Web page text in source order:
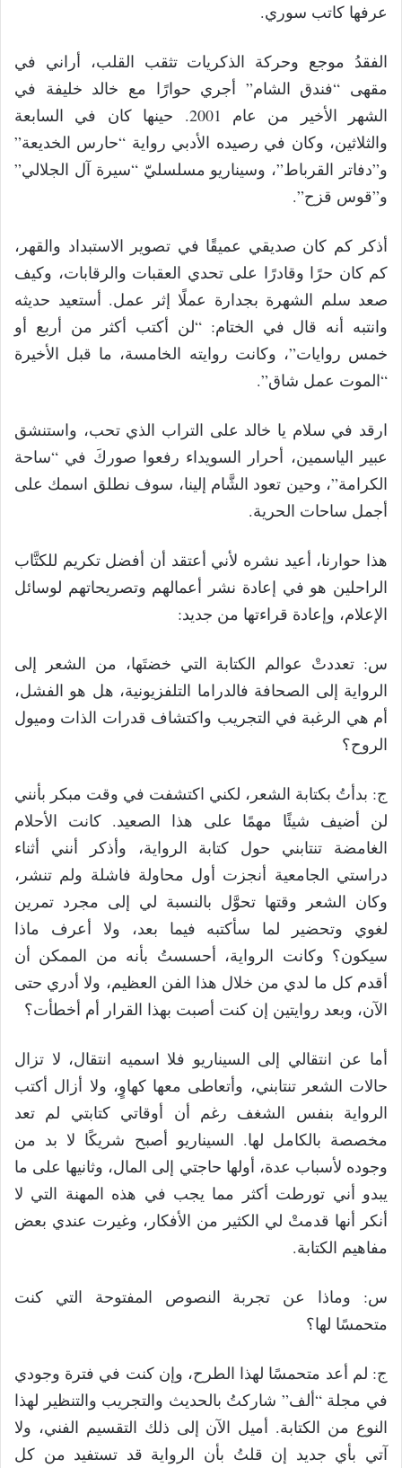
عرفها كاتب سوري.
الفقدُ موجع وحركة الذكريات تثقب القلب، أراني في
مقهى “فندق الشام” أجري حوارًا مع خالد خليفة في
الشهر الأخير من عام 2001. حينها كان في السابعة
والثلاثين، وكان في رصيده الأدبي رواية “حارس الخديعة”
و”دفاتر القرباط”، وسيناريو مسلسليّ “سيرة آل الجلالي”
و”قوس قزح”.
أذكر كم كان صديقي عميقًا في تصوير الاستبداد والقهر،
كم كان حرًا وقادرًا على تحدي العقبات والرقابات، وكيف
صعد سلم الشهرة بجدارة عملًا إثر عمل. أستعيد حديثه
وانتبه أنه قال في الختام: “لن أكتب أكثر من أربع أو
خمس روايات”، وكانت روايته الخامسة، ما قبل الأخيرة
“الموت عمل شاق”.
ارقد في سلام يا خالد على التراب الذي تحب، واستنشق
عبير الياسمين، أحرار السويداء رفعوا صوركَ في “ساحة
الكرامة”، وحين تعود الشَّام إلينا، سوف نطلق اسمك على
أجمل ساحات الحرية.
هذا حوارنا، أعيد نشره لأني أعتقد أن أفضل تكريم للكتَّاب
الراحلين هو في إعادة نشر أعمالهم وتصريحاتهم لوسائل
الإعلام، وإعادة قراءتها من جديد:
س: تعددتْ عوالم الكتابة التي خضتَها، من الشعر إلى
الرواية إلى الصحافة فالدراما التلفزيونية، هل هو الفشل،
أم هي الرغبة في التجريب واكتشاف قدرات الذات وميول
الروح؟
ج: بدأتُ بكتابة الشعر، لكني اكتشفت في وقت مبكر بأنني
لن أضيف شيئًا مهمًا على هذا الصعيد. كانت الأحلام
الغامضة تنتابني حول كتابة الرواية، وأذكر أنني أثناء
دراستي الجامعية أنجزت أول محاولة فاشلة ولم تنشر،
وكان الشعر وقتها تحوَّل بالنسبة لي إلى مجرد تمرين
لغوي وتحضير لما سأكتبه فيما بعد، ولا أعرف ماذا
سيكون؟ وكانت الرواية، أحسستُ بأنه من الممكن أن
أقدم كل ما لدي من خلال هذا الفن العظيم، ولا أدري حتى
الآن، وبعد روايتين إن كنت أصبت بهذا القرار أم أخطأت؟
أما عن انتقالي إلى السيناريو فلا اسميه انتقال، لا تزال
حالات الشعر تنتابني، وأتعاطى معها كهاوٍ، ولا أزال أكتب
الرواية بنفس الشغف رغم أن أوقاتي كتابتي لم تعد
مخصصة بالكامل لها. السيناريو أصبح شريكًا لا بد من
وجوده لأسباب عدة، أولها حاجتي إلى المال، وثانيها على ما
يبدو أني تورطت أكثر مما يجب في هذه المهنة التي لا
أنكر أنها قدمتْ لي الكثير من الأفكار، وغيرت عندي بعض
مفاهيم الكتابة.
س: وماذا عن تجربة النصوص المفتوحة التي كنت
متحمسًا لها؟
ج: لم أعد متحمسًا لهذا الطرح، وإن كنت في فترة وجودي
في مجلة “ألف” شاركتُ بالحديث والتجريب والتنظير لهذا
النوع من الكتابة. أميل الآن إلى ذلك التقسيم الفني، ولا
آتي بأي جديد إن قلتُ بأن الرواية قد تستفيد من كل